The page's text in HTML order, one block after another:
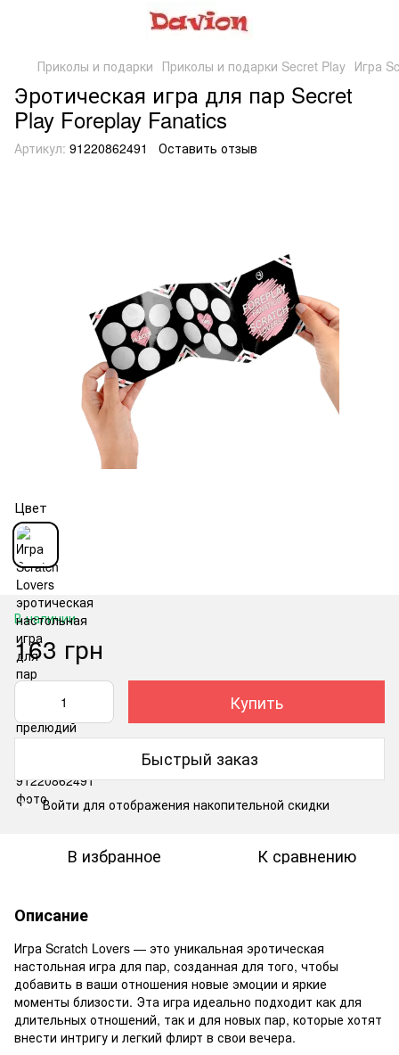
Приколы и подарки Приколы и подарки Secret Play Игра
Эротическая игра для пар Secret
Play Foreplay Fanatics
Артикул: 91220862491 Оставить отзыв
Цвет
В наличии
163 грн
Купить
Быстрый заказ
% Войти для отображения накопительной скидки
В избранное К сравнению
Описание
Игра Scratch Lovers — это уникальная эротическая
настольная игра для пар, созданная для того, чтобы
добавить в ваши отношения новые эмоции и яркие
моменты близости. Эта игра идеально подходит как для
длительных отношений, так и для новых пар, которые хотят
внести интригу и легкий флирт в свои вечера.